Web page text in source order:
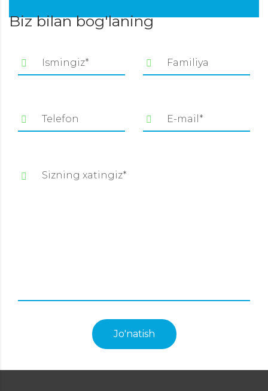
Biz bilan bog'laning
Ismingiz* Familiya
Telefon E-mail*
Sizning xatingiz*
Jo'natish